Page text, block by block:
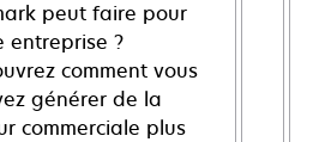
peut faire pour
entreprise ?
comment vous
générer de la
commerciale plus